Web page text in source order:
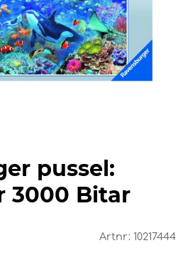
pussel:
3000 Bitar
Artnr: 10217444